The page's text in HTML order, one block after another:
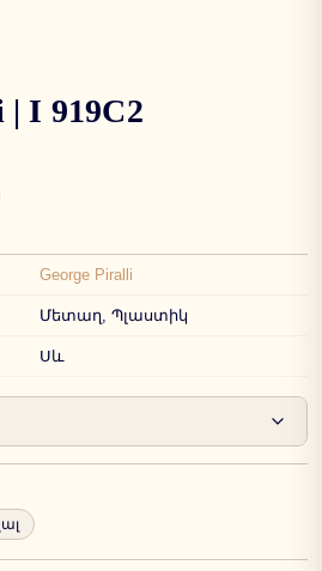
| I 919C2
George Piralli
Մետաղ, Պլաստիկ
Սև